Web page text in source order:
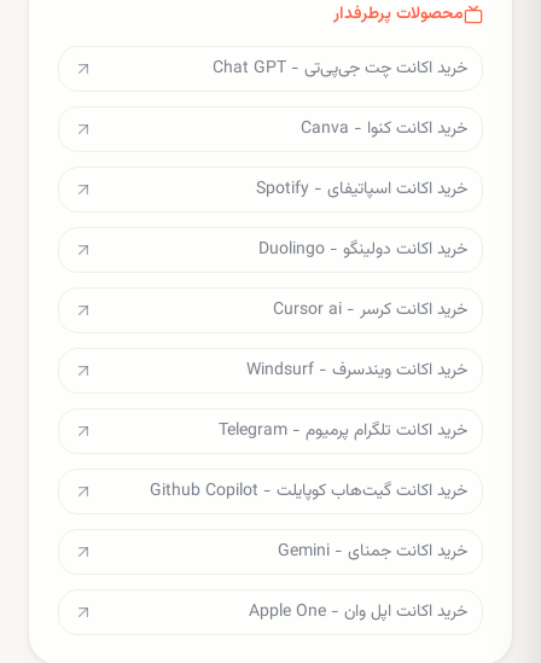
محصولات پرطرفدار
خرید اکانت چت جی‌پی‌تی - Chat GPT
خرید اکانت کنوا - Canva
خرید اکانت اسپاتیفای - Spotify
خرید اکانت دولینگو - Duolingo
خرید اکانت کرسر - Cursor ai
خرید اکانت ویندسرف - Windsurf
خرید اکانت تلگرام پرمیوم - Telegram
خرید اکانت گیت‌هاب کوپایلت - Github Copilot
خرید اکانت جمنای - Gemini
خرید اکانت اپل وان - Apple One